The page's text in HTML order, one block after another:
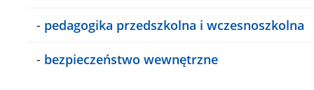
- pedagogika przedszkolna i wczesnoszkolna
- bezpieczeństwo wewnętrzne